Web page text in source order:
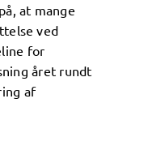
at mange
ved
for
året rundt
af